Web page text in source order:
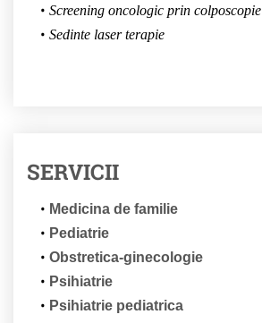
Screening oncologic prin colposcopie
Sedinte laser terapie
SERVICII
Medicina de familie
​Pediatrie
​Obstretica-ginecologie
Psihiatrie
Psihiatrie pediatrica